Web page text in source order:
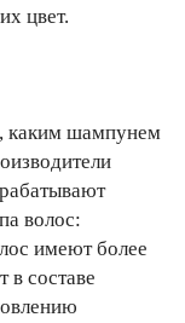
цвет.
каким шампунем
волос:
имеют более
составе